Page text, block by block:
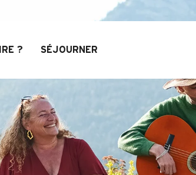
: Jusqu’à 30% de
? SÉJOURNER